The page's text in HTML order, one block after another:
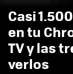
Casi
en tu
TV y las
verlos